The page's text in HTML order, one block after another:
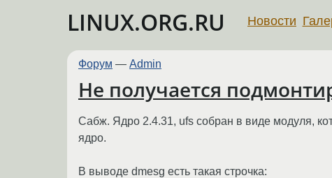
LINUX.ORG.RU Новости
Форум — Admin
Не получается
Сабж. Ядро 2.4.31, ufs собран в виде модуля,
ядро.
В выводе dmesg есть такая строчка: